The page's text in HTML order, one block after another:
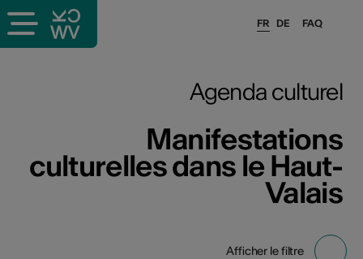
FAQ
FR DE
Agenda culturel
Manifestations
culturelles dans le Haut-
Valais
Afficher le filtre